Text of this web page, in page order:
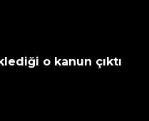
o kanun çıktı